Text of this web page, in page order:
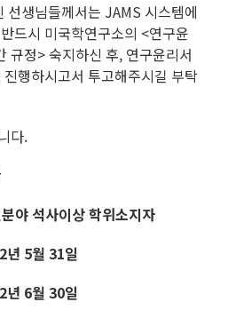
선생님들께서는 JAMS 시스템에
드시 미국학연구소의 <연구윤
규정> 숙지하신 후, 연구윤리서
행하시고서 투고해주시길 부탁
다.
야 석사이상 학위소지자
년 5월 31일
년 6월 30일